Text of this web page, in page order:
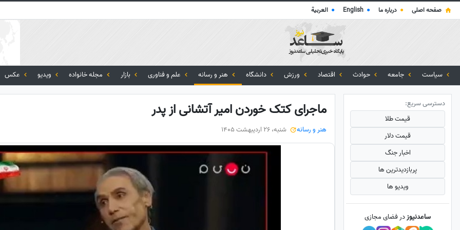
صفحه اصلی ● درباره ما ●
English
● العربية
سیاست جامعه حوادث اقتصاد ورزش دانشگاه هنر و رسانه علم و فناوری بازار مجله خانواده ویدیو عکس
ماجرای کتک خوردن امیر آتشانی از پدر
هنر و رسانه شنبه، 26 اردیبهشت 1405
دسترسی سریع:
قیمت طلا
قیمت دلار
اخبار جنگ
پربازدید‌ترین ها
ویدیو ها
ساعدنیوزدر فضای مجازی